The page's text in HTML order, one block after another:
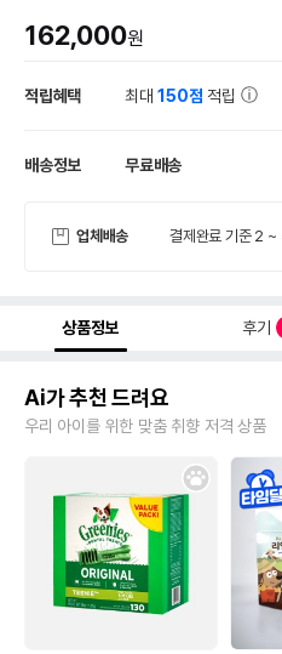
162,000원
적립혜택 최대150점 적립
배송정보 무료배송
업체배송 결제완료 기준 2 ~
상품정보 후기
Ai가 추천 드려요
우리 아이를 위한 맞춤 취향 저격 상품